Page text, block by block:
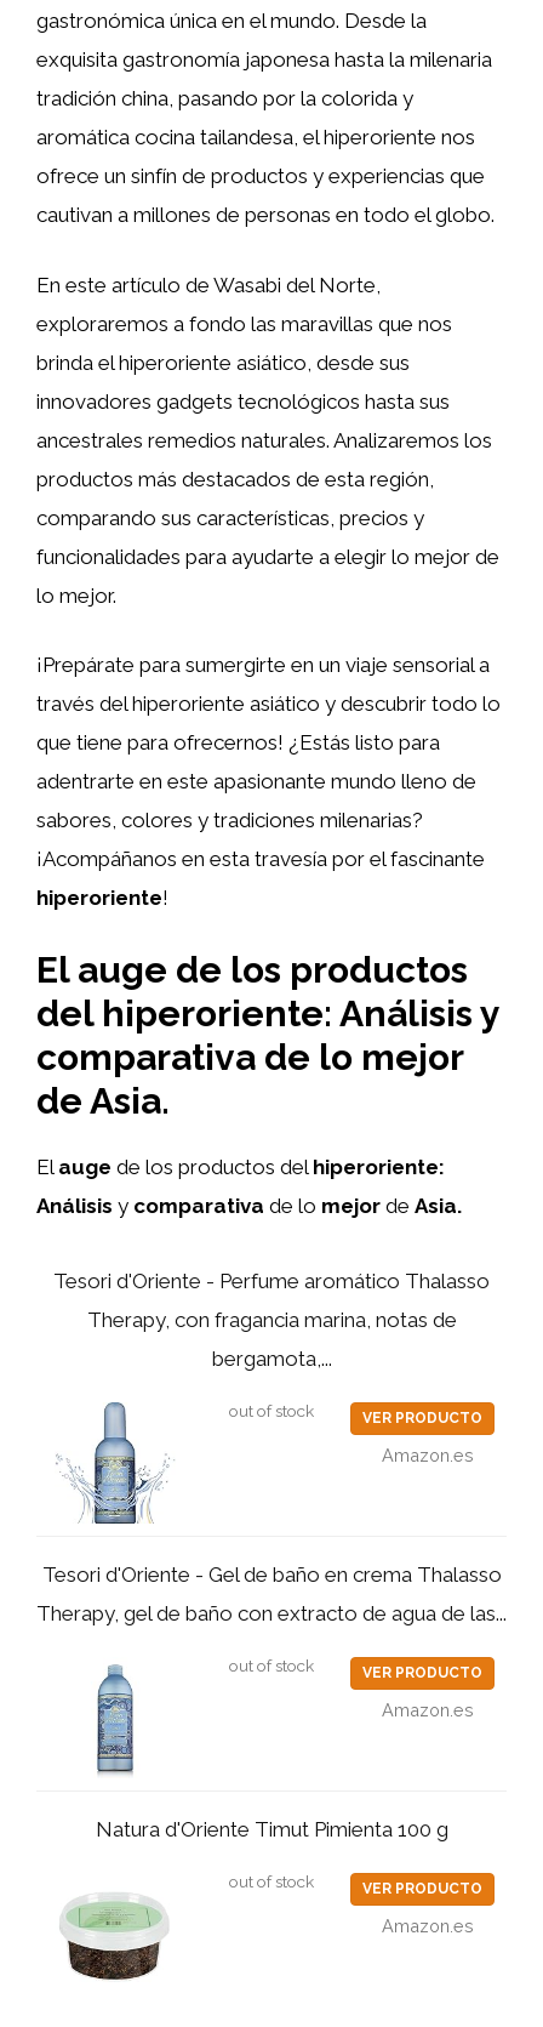
gastronómica única en el mundo. Desde la
exquisita gastronomía japonesa hasta la milenaria
tradición china, pasando por la colorida y
aromática cocina tailandesa, el hiperoriente nos
ofrece un sinfín de productos y experiencias que
cautivan a millones de personas en todo el globo.
En este artículo de Wasabi del Norte,
exploraremos a fondo las maravillas que nos
brinda el hiperoriente asiático, desde sus
innovadores gadgets tecnológicos hasta sus
ancestrales remedios naturales. Analizaremos los
productos más destacados de esta región,
comparando sus características, precios y
funcionalidades para ayudarte a elegir lo mejor de
lo mejor.
¡Prepárate para sumergirte en un viaje sensorial a
través del hiperoriente asiático y descubrir todo lo
que tiene para ofrecernos! ¿Estás listo para
adentrarte en este apasionante mundo lleno de
sabores, colores y tradiciones milenarias?
¡Acompáñanos en esta travesía por el fascinante
hiperoriente!
El auge de los productos
del hiperoriente: Análisis y
comparativa de lo mejor
de Asia.
El auge de los productos del hiperoriente:
Análisis y comparativa de lo mejor de Asia.
Tesori d'Oriente - Perfume aromático Thalasso
Therapy, con fragancia marina, notas de
bergamota,...
out of stock VER PRODUCTO
Amazon.es
Tesori d'Oriente - Gel de baño en crema Thalasso
Therapy, gel de baño con extracto de agua de las...
out of stock VER PRODUCTO
Amazon.es
Natura d'Oriente Timut Pimienta 100 g
out of stock VER PRODUCTO
Amazon.es